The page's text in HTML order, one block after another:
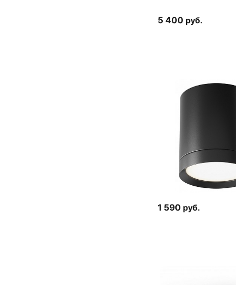
5 400 руб.
1 590 руб.